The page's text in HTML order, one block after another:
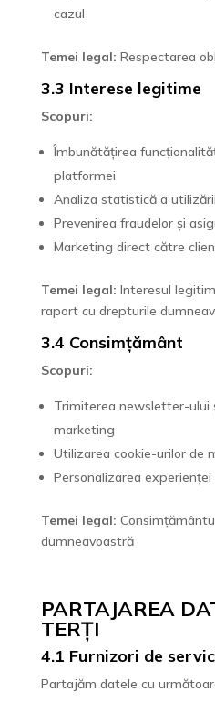
cazul
Temei legal: Respectarea
3.3 Interese legitime
Scopuri:
Îmbunătățirea
platformei
Analiza statistică a
Prevenirea fraudelor și
Marketing direct către
Temei legal: Interesul
raport cu drepturile
3.4 Consimțământ
Scopuri:
Trimiterea newsletter-ului
marketing
Utilizarea cookie-urilor de
Personalizarea
Temei legal:
dumneavoastră
PARTAJAREA
TERȚI
4.1 Furnizori de
Partajăm datele cu